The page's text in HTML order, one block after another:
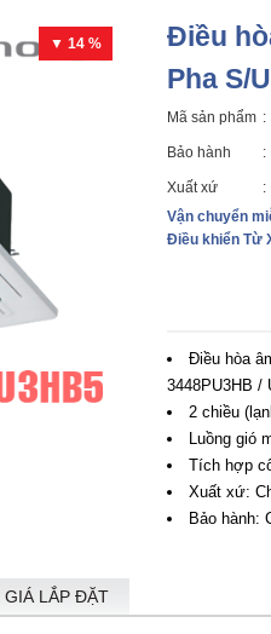
▼ 14 %
Điều
Pha S/
Mã sản phẩm :
Bảo hành :
Xuất xứ :
Vận chuyển
Điều khiển Từ
Điều hòa
3448PU3HB /
2 chiều
Luồng gió
Tích hợp
Xuất xứ:
Bảo hành:
GIÁ LẮP ĐẶT